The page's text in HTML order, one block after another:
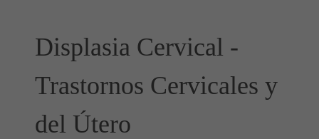
Displasia Cervical -
Trastornos Cervicales y
del Útero